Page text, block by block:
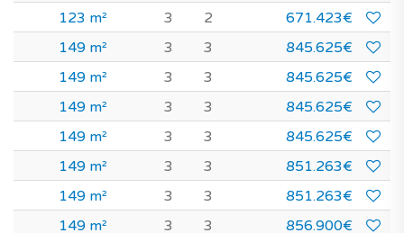
123 m²
3 2
671.423€
149 m²
3 3
845.625€
149 m²
3 3
845.625€
149 m²
3 3
845.625€
149 m²
3 3
845.625€
149 m²
3 3
851.263€
149 m²
3 3
851.263€
149 m²
3 3
856.900€